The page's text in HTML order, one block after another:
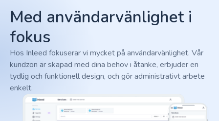
Med användarvänlighet i
fokus
Hos Inleed fokuserar vi mycket på användarvänlighet. Vår
kundzon är skapad med dina behov i åtanke, erbjuder en
tydlig och funktionell design, och gör administrativt arbete
enkelt.